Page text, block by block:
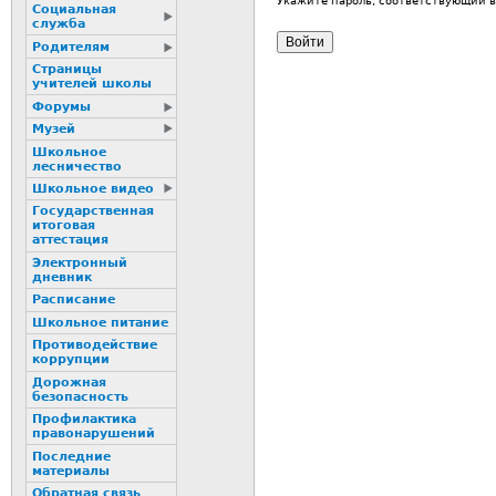
Социальная
служба
Родителям
Страницы
учителей школы
Форумы
Музей
Школьное
лесничество
Школьное видео
Государственная
итоговая
аттестация
Электронный
дневник
Расписание
Школьное питание
Пpотиводействие
коppупции
Дорожная
безопасность
Профилактика
пpaвонаpушений
Последние
материалы